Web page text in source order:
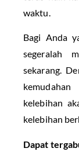
waktu.
Bagi Anda
segeralah
sekarang.
kelebihan
kelebihan
Dapat